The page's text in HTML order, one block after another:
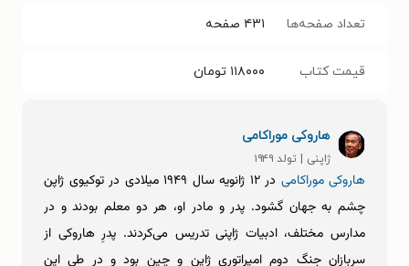
تعداد صفحه‌ها ۴۳۱ صفحه
قیمت کتاب ۱۱۸۰۰۰ تومان
هاروکی موراکامی
ژاپنی | تولد ۱۹۴۹
هاروکی موراکامی
در ۱۲ ژانویه سال ۱۹۴۹ میلادی در توکیوی ژاپن
چشم به جهان گشود. پدر و مادر او، هر دو معلم بودند و در
مدارس مختلف، ادبیات ژاپنی تدریس می‌کردند. پدرِ هاروکی از
سربازان جنگ دوم امپراتوری ژاپن و چین بود و در طی این